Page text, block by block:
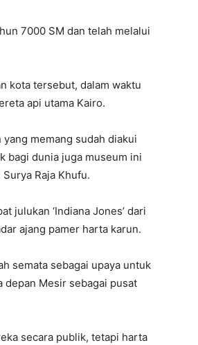
7000 SM dan telah melalui
kota tersebut, dalam waktu
api utama Kairo.
memang sudah diakui
bagi dunia juga museum ini
Raja Khufu.
julukan ‘Indiana Jones’ dari
ajang pamer harta karun.
semata sebagai upaya untuk
depan Mesir sebagai pusat
secara publik, tetapi harta